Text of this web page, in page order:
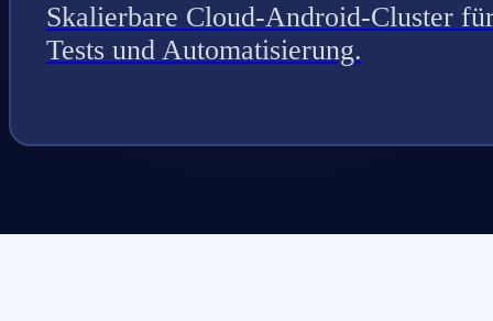
Skalierbare Cloud-Android-Cluster
Tests und Automatisierung.